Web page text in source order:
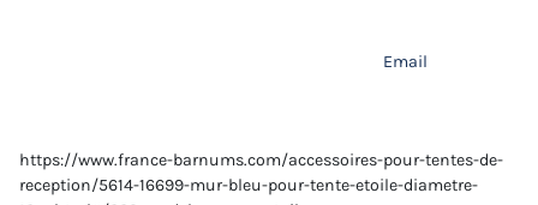
Email
https://www.france-barnums.com/accessoires-pour-tentes-de-
reception/5614-16699-mur-bleu-pour-tente-etoile-diametre-